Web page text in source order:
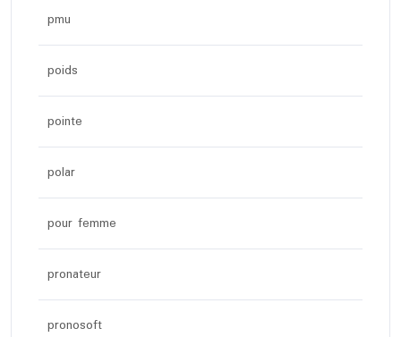
pmu
poids
pointe
polar
pour femme
pronateur
pronosoft